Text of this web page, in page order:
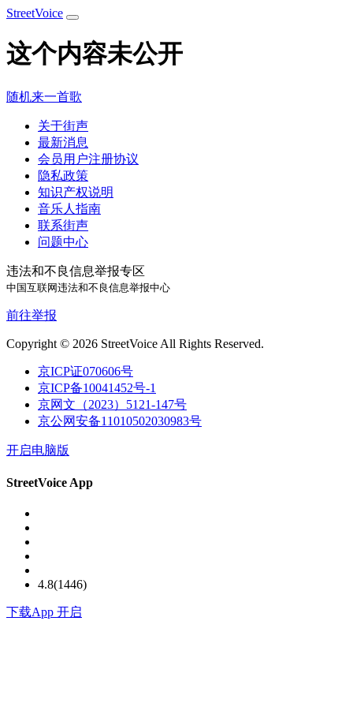
StreetVoice
这个内容未公开
随机来一首歌
关于街声
最新消息
会员用户注册协议
隐私政策
知识产权说明
音乐人指南
联系街声
问题中心
违法和不良信息举报专区
中国互联网违法和不良信息举报中心
前往举报
Copyright © 2026 StreetVoice All Rights Reserved.
京ICP证070606号
京ICP备10041452号-1
京网文（2023）5121-147号
京公网安备11010502030983号
开启电脑版
StreetVoice App
4.8(1446)
下载App 开启